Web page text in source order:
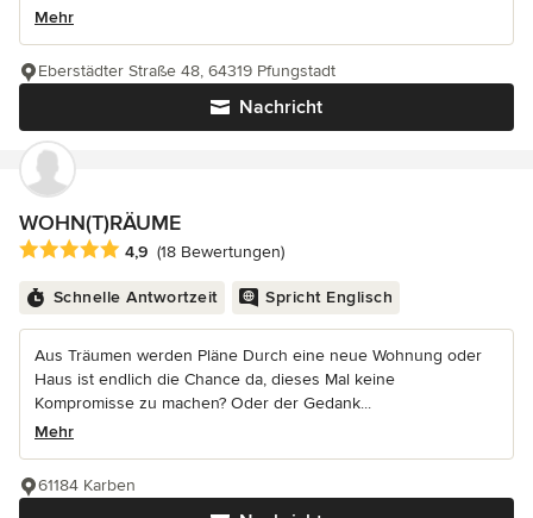
Mehr
Nachricht
Eberstädter Straße 48, 64319 Pfungstadt
WOHN(T)RÄUME
Durchschnittliche Bewertung: 4.9 von 5 Sternen
4,9 (18 Bewertungen)
Schnelle Antwortzeit Spricht Englisch
Aus Träumen werden Pläne Durch eine neue Wohnung oder
Haus ist endlich die Chance da, dieses Mal keine
Kompromisse zu machen? Oder der Gedank...
Mehr
61184 Karben